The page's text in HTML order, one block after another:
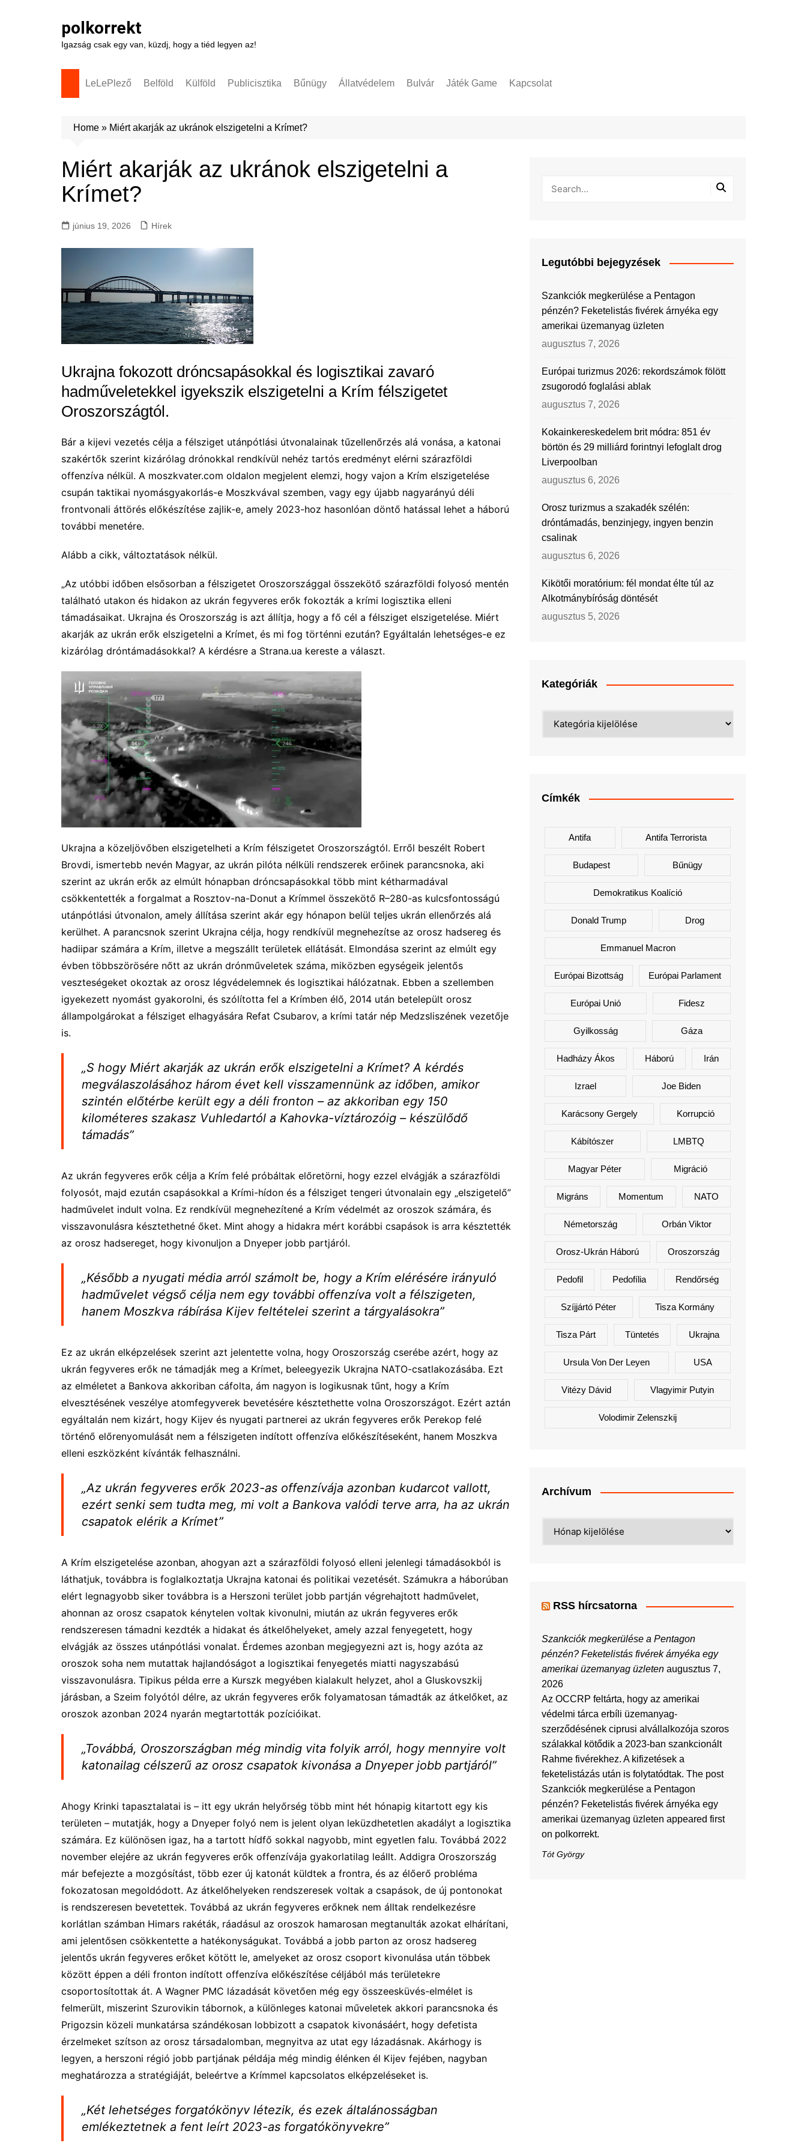
polkorrekt
Igazság csak egy van, küzdj, hogy a tiéd legyen az!
LeLePlező Belföld Külföld Publicisztika Bűnügy Állatvédelem Bulvár Játék Game Kapcsolat
Home » Miért akarják az ukránok elszigetelni a Krímet?
Miért akarják az ukránok elszigetelni a
Krímet?
június 19, 2026 Hírek
Ukrajna fokozott dróncsapásokkal és logisztikai zavaró
hadműveletekkel igyekszik elszigetelni a Krím félszigetet
Oroszországtól.
Bár a kijevi vezetés célja a félsziget utánpótlási útvonalainak tűzellenőrzés alá vonása, a katonai
szakértők szerint kizárólag drónokkal rendkívül nehéz tartós eredményt elérni szárazföldi
offenzíva nélkül. A moszkvater.com oldalon megjelent elemzi, hogy vajon a Krím elszigetelése
csupán taktikai nyomásgyakorlás-e Moszkvával szemben, vagy egy újabb nagyarányú déli
frontvonali áttörés előkészítése zajlik-e, amely 2023-hoz hasonlóan döntő hatással lehet a háború
további menetére.
Alább a cikk, változtatások nélkül.
„Az utóbbi időben elsősorban a félszigetet Oroszországgal összekötő szárazföldi folyosó mentén
található utakon és hidakon az ukrán fegyveres erők fokozták a krími logisztika elleni
támadásaikat. Ukrajna és Oroszország is azt állítja, hogy a fő cél a félsziget elszigetelése. Miért
akarják az ukrán erők elszigetelni a Krímet, és mi fog történni ezután? Egyáltalán lehetséges-e ez
kizárólag dróntámadásokkal? A kérdésre a Strana.ua kereste a választ.
Ukrajna a közeljövőben elszigetelheti a Krím félszigetet Oroszországtól. Erről beszélt Robert
Brovdi, ismertebb nevén Magyar, az ukrán pilóta nélküli rendszerek erőinek parancsnoka, aki
szerint az ukrán erők az elmúlt hónapban dróncsapásokkal több mint kétharmadával
csökkentették a forgalmat a Rosztov-na-Donut a Krímmel összekötő R–280-as kulcsfontosságú
utánpótlási útvonalon, amely állítása szerint akár egy hónapon belül teljes ukrán ellenőrzés alá
kerülhet. A parancsnok szerint Ukrajna célja, hogy rendkívül megnehezítse az orosz hadsereg és
hadiipar számára a Krím, illetve a megszállt területek ellátását. Elmondása szerint az elmúlt egy
évben többszörösére nőtt az ukrán drónműveletek száma, miközben egységeik jelentős
veszteségeket okoztak az orosz légvédelemnek és logisztikai hálózatnak. Ebben a szellemben
igyekezett nyomást gyakorolni, és szólította fel a Krímben élő, 2014 után betelepült orosz
állampolgárokat a félsziget elhagyására Refat Csubarov, a krími tatár nép Medzsliszének vezetője
is.
„S hogy Miért akarják az ukrán erők elszigetelni a Krímet? A kérdés
megválaszolásához három évet kell visszamennünk az időben, amikor
szintén előtérbe került egy a déli fronton – az akkoriban egy 150
kilométeres szakasz Vuhledartól a Kahovka-víztározóig – készülődő
támadás”
Az ukrán fegyveres erők célja a Krím felé próbáltak előretörni, hogy ezzel elvágják a szárazföldi
folyosót, majd ezután csapásokkal a Krími-hídon és a félsziget tengeri útvonalain egy „elszigetelő”
hadművelet indult volna. Ez rendkívül megnehezítené a Krím védelmét az oroszok számára, és
visszavonulásra késztethetné őket. Mint ahogy a hidakra mért korábbi csapások is arra késztették
az orosz hadsereget, hogy kivonuljon a Dnyeper jobb partjáról.
„Később a nyugati média arról számolt be, hogy a Krím elérésére irányuló
hadművelet végső célja nem egy további offenzíva volt a félszigeten,
hanem Moszkva rábírása Kijev feltételei szerint a tárgyalásokra”
Ez az ukrán elképzelések szerint azt jelentette volna, hogy Oroszország cserébe azért, hogy az
ukrán fegyveres erők ne támadják meg a Krímet, beleegyezik Ukrajna NATO-csatlakozásába. Ezt
az elméletet a Bankova akkoriban cáfolta, ám nagyon is logikusnak tűnt, hogy a Krím
elvesztésének veszélye atomfegyverek bevetésére késztethette volna Oroszországot. Ezért aztán
egyáltalán nem kizárt, hogy Kijev és nyugati partnerei az ukrán fegyveres erők Perekop felé
történő előrenyomulását nem a félszigeten indított offenzíva előkészítéseként, hanem Moszkva
elleni eszközként kívánták felhasználni.
„Az ukrán fegyveres erők 2023-as offenzívája azonban kudarcot vallott,
ezért senki sem tudta meg, mi volt a Bankova valódi terve arra, ha az ukrán
csapatok elérik a Krímet”
A Krím elszigetelése azonban, ahogyan azt a szárazföldi folyosó elleni jelenlegi támadásokból is
láthatjuk, továbbra is foglalkoztatja Ukrajna katonai és politikai vezetését. Számukra a háborúban
elért legnagyobb siker továbbra is a Herszoni terület jobb partján végrehajtott hadművelet,
ahonnan az orosz csapatok kénytelen voltak kivonulni, miután az ukrán fegyveres erők
rendszeresen támadni kezdték a hidakat és átkelőhelyeket, amely azzal fenyegetett, hogy
elvágják az összes utánpótlási vonalat. Érdemes azonban megjegyezni azt is, hogy azóta az
oroszok soha nem mutattak hajlandóságot a logisztikai fenyegetés miatti nagyszabású
visszavonulásra. Tipikus példa erre a Kurszk megyében kialakult helyzet, ahol a Gluskovszkij
járásban, a Szeim folyótól délre, az ukrán fegyveres erők folyamatosan támadták az átkelőket, az
oroszok azonban 2024 nyarán megtartották pozícióikat.
„Továbbá, Oroszországban még mindig vita folyik arról, hogy mennyire volt
katonailag célszerű az orosz csapatok kivonása a Dnyeper jobb partjáról”
Ahogy Krinki tapasztalatai is – itt egy ukrán helyőrség több mint hét hónapig kitartott egy kis
területen – mutatják, hogy a Dnyeper folyó nem is jelent olyan leküzdhetetlen akadályt a logisztika
számára. Ez különösen igaz, ha a tartott hídfő sokkal nagyobb, mint egyetlen falu. Továbbá 2022
november elejére az ukrán fegyveres erők offenzívája gyakorlatilag leállt. Addigra Oroszország
már befejezte a mozgósítást, több ezer új katonát küldtek a frontra, és az élőerő probléma
fokozatosan megoldódott. Az átkelőhelyeken rendszeresek voltak a csapások, de új pontonokat
is rendszeresen bevetettek. Továbbá az ukrán fegyveres erőknek nem álltak rendelkezésre
korlátlan számban Himars rakéták, ráadásul az oroszok hamarosan megtanulták azokat elhárítani,
ami jelentősen csökkentette a hatékonyságukat. Továbbá a jobb parton az orosz hadsereg
jelentős ukrán fegyveres erőket kötött le, amelyeket az orosz csoport kivonulása után többek
között éppen a déli fronton indított offenzíva előkészítése céljából más területekre
csoportosítottak át. A Wagner PMC lázadását követően még egy összeesküvés-elmélet is
felmerült, miszerint Szurovikin tábornok, a különleges katonai műveletek akkori parancsnoka és
Prigozsin közeli munkatársa szándékosan lobbizott a csapatok kivonásáért, hogy defetista
érzelmeket szítson az orosz társadalomban, megnyitva az utat egy lázadásnak. Akárhogy is
legyen, a herszoni régió jobb partjának példája még mindig élénken él Kijev fejében, nagyban
meghatározza a stratégiáját, beleértve a Krímmel kapcsolatos elképzeléseket is.
„Két lehetséges forgatókönyv létezik, és ezek általánosságban
emlékeztetnek a fent leírt 2023-as forgatókönyvekre”
Legutóbbi bejegyzések
Szankciók megkerülése a Pentagon
pénzén? Feketelistás fivérek árnyéka egy
amerikai üzemanyag üzleten
augusztus 7, 2026
Európai turizmus 2026: rekordszámok fölött
zsugorodó foglalási ablak
augusztus 7, 2026
Kokainkereskedelem brit módra: 851 év
börtön és 29 milliárd forintnyi lefoglalt drog
Liverpoolban
augusztus 6, 2026
Orosz turizmus a szakadék szélén:
dróntámadás, benzinjegy, ingyen benzin
csalinak
augusztus 6, 2026
Kikötői moratórium: fél mondat élte túl az
Alkotmánybíróság döntését
augusztus 5, 2026
Kategóriák
Címkék
Antifa Antifa Terrorista
Budapest Bűnügy
Demokratikus Koalíció
Donald Trump Drog
Emmanuel Macron
Európai Bizottság Európai Parlament
Európai Unió Fidesz
Gyilkosság Gáza
Hadházy Ákos Háború Irán
Izrael Joe Biden
Karácsony Gergely Korrupció
Kábítószer LMBTQ
Magyar Péter Migráció
Migráns Momentum NATO
Németország Orbán Viktor
Orosz-Ukrán Háború Oroszország
Pedofil Pedofília Rendőrség
Szíjjártó Péter Tisza Kormány
Tisza Párt Tüntetés Ukrajna
Ursula Von Der Leyen USA
Vitézy Dávid Vlagyimir Putyin
Volodimir Zelenszkij
Archívum
RSS hírcsatorna
Szankciók megkerülése a Pentagon
pénzén? Feketelistás fivérek árnyéka egy
amerikai üzemanyag üzleten augusztus 7,
2026
Az OCCRP feltárta, hogy az amerikai
védelmi tárca erbíli üzemanyag-
szerződésének ciprusi alvállalkozója szoros
szálakkal kötődik a 2023-ban szankcionált
Rahme fivérekhez. A kifizetések a
feketelistázás után is folytatódtak. The post
Szankciók megkerülése a Pentagon
pénzén? Feketelistás fivérek árnyéka egy
amerikai üzemanyag üzleten appeared first
on polkorrekt.
Tót György